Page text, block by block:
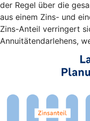
der Regel über die
aus einem Zins- und
Zins-Anteil verringert
Annuitätendarlehens,